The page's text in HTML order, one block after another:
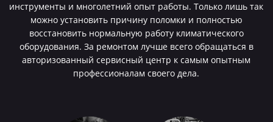
инструменты и многолетний опыт работы. Только лишь так
можно установить причину поломки и полностью
восстановить нормальную работу климатического
оборудования. За ремонтом лучше всего обращаться в
авторизованный сервисный центр к самым опытным
профессионалам своего дела.